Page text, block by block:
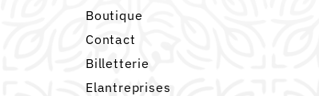
Boutique
Contact
Billetterie
Elantreprises